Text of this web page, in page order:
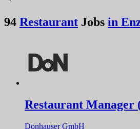
94 Restaurant Jobs in
Restaurant Manager
Donhauser GmbH